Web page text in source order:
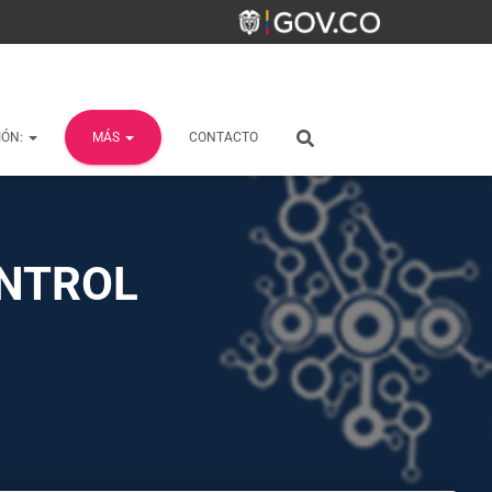
MÁS CONTACTO